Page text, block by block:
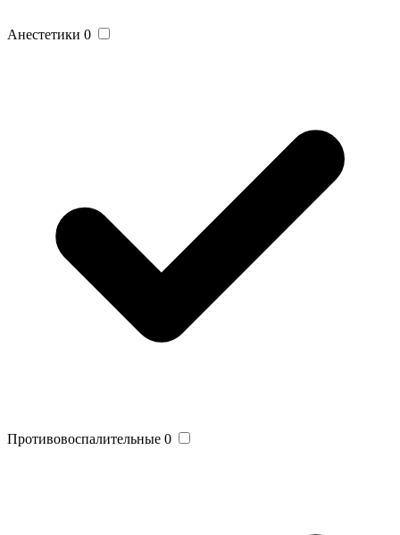
Анестетики 0
Противовоспалительные 0